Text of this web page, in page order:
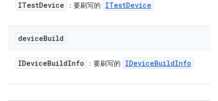
ITestDevice ：要刷写的 ITestDevice
deviceBuild
IDeviceBuildInfo ：要刷写的 IDeviceBuildInfo